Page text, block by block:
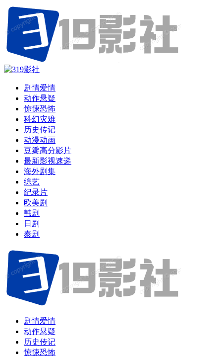
剧情爱情
动作悬疑
惊悚恐怖
科幻灾难
历史传记
动漫动画
豆瓣高分影片
最新影视速递
海外剧集
综艺
纪录片
欧美剧
韩剧
日剧
泰剧
剧情爱情
动作悬疑
历史传记
惊悚恐怖